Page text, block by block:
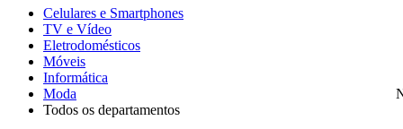
Celulares e Smartphones
TV e Vídeo
Eletrodomésticos
Móveis
Informática
Moda
Todos os departamentos